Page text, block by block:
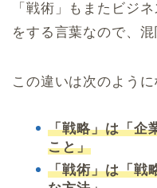
「戦術」もまたビジ
をする言葉なので、
この違いは次のように
「戦略」は「企
こと」
「戦術」は「戦